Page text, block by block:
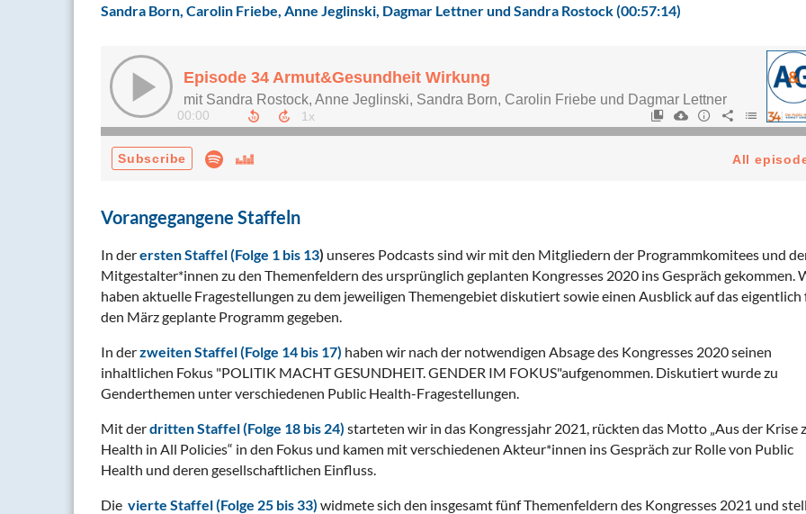
Sandra Born, Carolin Friebe, Anne Jeglinski, Dagmar Lettner und Sandra Rostock (00:57:14)
Vorangegangene Staffeln
In derersten Staffel (Folge 1 bis 13) unseres Podcasts sind wir mit den Mitgliedern der Programmkomitees und
Mitgestalter*innen zu den Themenfeldern des ursprünglich geplanten Kongresses 2020 ins Gespräch gekommen.
haben aktuelle Fragestellungen zu dem jeweiligen Themengebiet diskutiert sowie einen Ausblick auf das eigentlich
den März geplante Programm gegeben.
In derzweiten Staffel (Folge 14 bis 17) haben wir nach der notwendigen Absage des Kongresses 2020 seinen
inhaltlichen Fokus "POLITIK MACHT GESUNDHEIT. GENDER IM FOKUS"aufgenommen. Diskutiert wurde zu
Genderthemen unter verschiedenen Public Health-Fragestellungen.
Mit derdritten Staffel (Folge 18 bis 24) starteten wir in das Kongressjahr 2021, rückten das Motto „Aus der Krise
Health in All Policies“ in den Fokus und kamen mit verschiedenen Akteur*innen ins Gespräch zur Rolle von Public
Health und deren gesellschaftlichen Einfluss.
Die vierte Staffel (Folge 25 bis 33) widmete sich den insgesamt fünf Themenfeldern des Kongresses 2021 und